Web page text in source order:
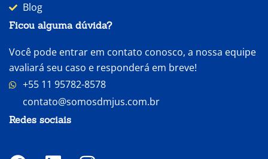
Blog
Ficou alguma dúvida?
Você pode entrar em contato conosco, a nossa equipe
avaliará seu caso e responderá em breve!
+55 11 95782-8578
contato@somosdmjus.com.br
Redes sociais